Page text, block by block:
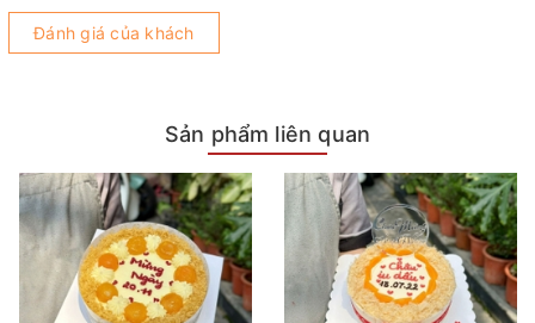
Đánh giá của khách
Sản phẩm liên quan